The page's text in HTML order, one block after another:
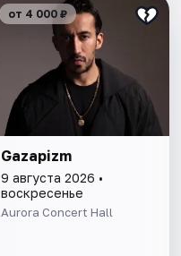
от 4 000 ₽
Gazapizm
9 августа 2026 •
воскресенье
Aurora Concert Hall